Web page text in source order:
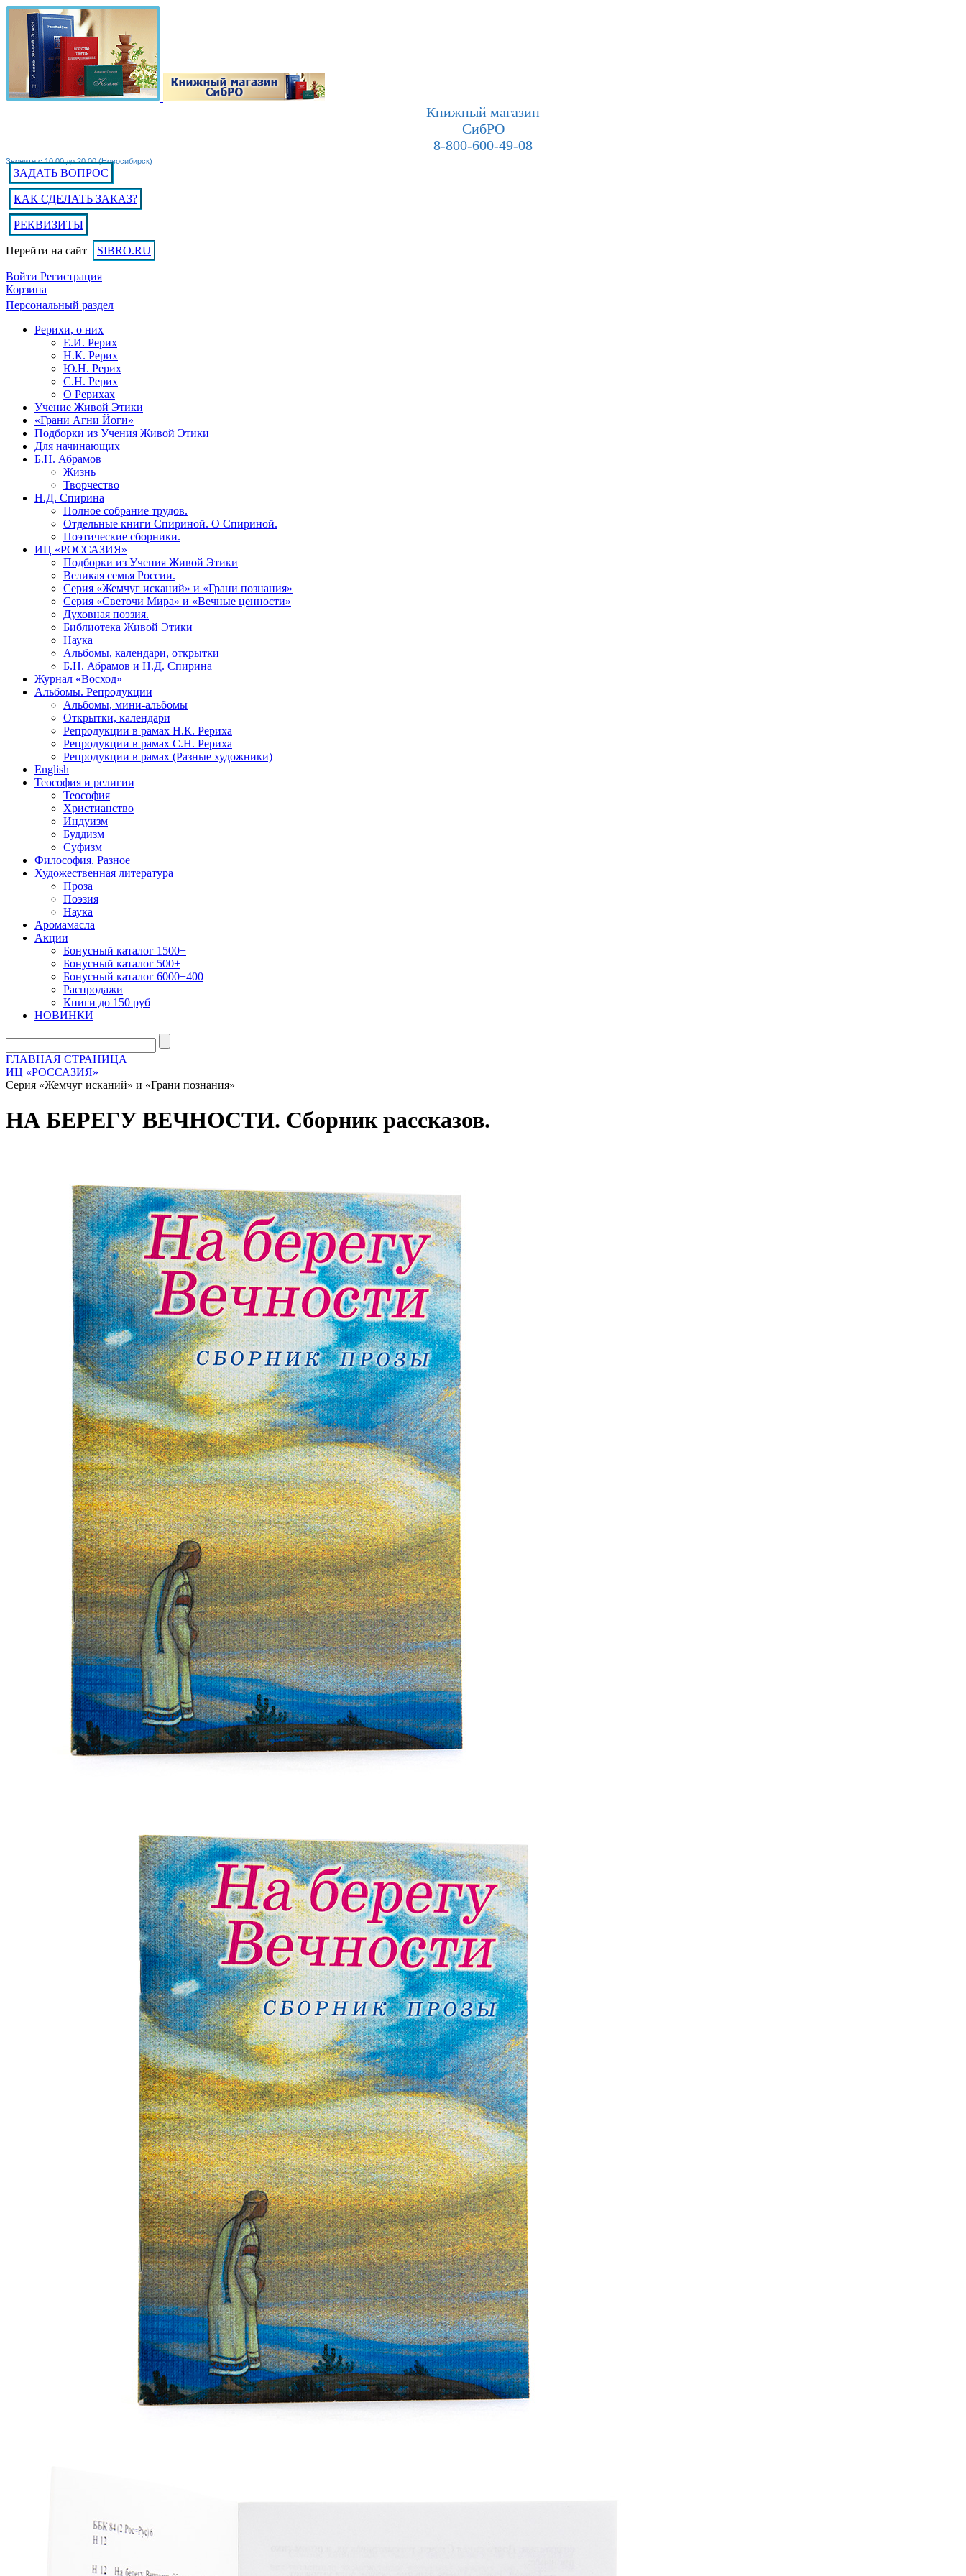
Книжный магазин
СибРО
8-800-600-49-08
Звоните с 10.00 до 20.00 (Новосибирск)
ЗАДАТЬ ВОПРОС
КАК СДЕЛАТЬ ЗАКАЗ?
РЕКВИЗИТЫ
Перейти на сайт SIBRO.RU
Войти Регистрация
Корзина
Персональный раздел
Рерихи, о них
Е.И. Рерих
Н.К. Рерих
Ю.Н. Рерих
С.Н. Рерих
О Рерихах
Учение Живой Этики
«Грани Агни Йоги»
Подборки из Учения Живой Этики
Для начинающих
Б.Н. Абрамов
Жизнь
Творчество
Н.Д. Спирина
Полное собрание трудов.
Отдельные книги Спириной. О Спириной.
Поэтические сборники.
ИЦ «РОССАЗИЯ»
Подборки из Учения Живой Этики
Великая семья России.
Серия «Жемчуг исканий» и «Грани познания»
Серия «Светочи Мира» и «Вечные ценности»
Духовная поэзия.
Библиотека Живой Этики
Наука
Альбомы, календари, открытки
Б.Н. Абрамов и Н.Д. Спирина
Журнал «Восход»
Альбомы. Репродукции
Альбомы, мини-альбомы
Открытки, календари
Репродукции в рамах Н.К. Рериха
Репродукции в рамах С.Н. Рериха
Репродукции в рамах (Разные художники)
English
Теософия и религии
Теософия
Христианство
Индуизм
Буддизм
Суфизм
Философия. Разное
Художественная литература
Проза
Поэзия
Наука
Аромамасла
Акции
Бонусный каталог 1500+
Бонусный каталог 500+
Бонусный каталог 6000+400
Распродажи
Книги до 150 руб
НОВИНКИ
ГЛАВНАЯ СТРАНИЦА
ИЦ «РОССАЗИЯ»
Серия «Жемчуг исканий» и «Грани познания»
НА БЕРЕГУ ВЕЧНОСТИ. Сборник рассказов.